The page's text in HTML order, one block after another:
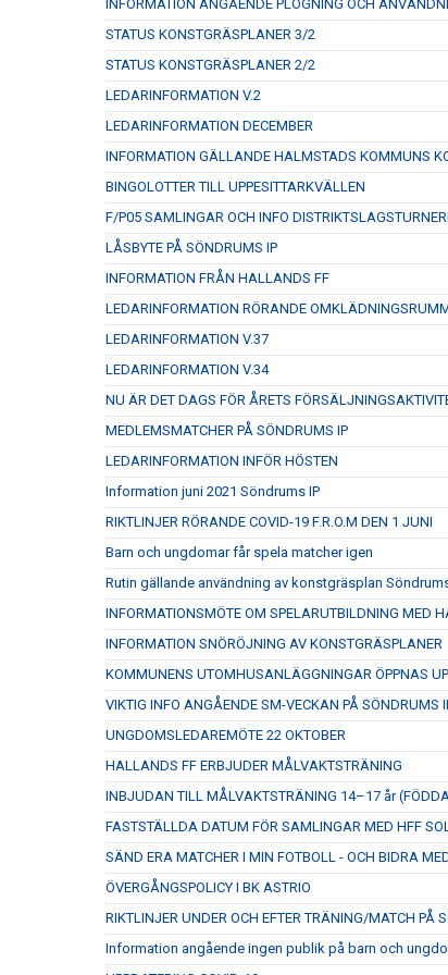
INFORMATION ANGÅENDE PLOGNING OCH
STATUS KONSTGRÄSPLANER 3/2
STATUS KONSTGRÄSPLANER 2/2
LEDARINFORMATION V.2
LEDARINFORMATION DECEMBER
INFORMATION GÄLLANDE HALMSTADS KOMMUNS
BINGOLOTTER TILL UPPESITTARKVÄLLEN
F/P05 SAMLINGAR OCH INFO
LÅSBYTE PÅ SÖNDRUMS IP
INFORMATION FRÅN HALLANDS FF
LEDARINFORMATION RÖRANDE
LEDARINFORMATION V.37
LEDARINFORMATION V.34
NU ÄR DET DAGS FÖR ÅRETS
MEDLEMSMATCHER PÅ SÖNDRUMS IP
LEDARINFORMATION INFÖR HÖSTEN
Information juni 2021 Söndrums IP
RIKTLINJER RÖRANDE COVID-19 F.R.O.M DEN 1 JUNI
Barn och ungdomar får spela matcher igen
Rutin gällande användning av konstgräsplan
INFORMATIONSMÖTE OM SPELARUTBILDNING MED
INFORMATION SNÖRÖJNING AV KONSTGRÄSPLANER
KOMMUNENS UTOMHUSANLÄGGNINGAR ÖPPNAS
VIKTIG INFO ANGÅENDE SM-VECKAN PÅ SÖNDRUMS
UNGDOMSLEDAREMÖTE 22 OKTOBER
HALLANDS FF ERBJUDER MÅLVAKTSTRÄNING
INBJUDAN TILL MÅLVAKTSTRÄNING 14–17 år
FASTSTÄLLDA DATUM FÖR SAMLINGAR MED HFF
SÄND ERA MATCHER I MIN FOTBOLL - OCH BIDRA
ÖVERGÅNGSPOLICY I BK ASTRIO
RIKTLINJER UNDER OCH EFTER TRÄNING/MATCH PÅ
Information angående ingen publik på barn och